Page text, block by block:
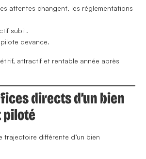
attentes changent, les réglementations
subit.
devance.
attractif et rentable année après
directs d’un bien
trajectoire différente d’un bien